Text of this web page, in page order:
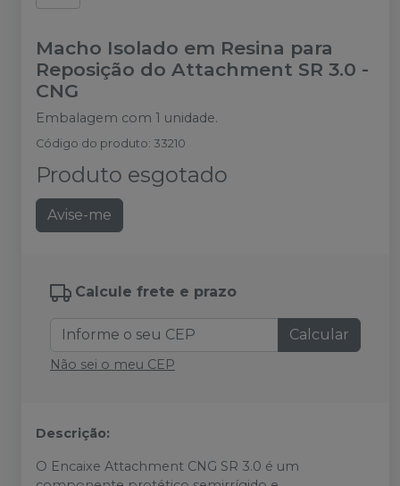
Macho Isolado em Resina para
Reposição do Attachment SR 3.0 -
CNG
Embalagem com 1 unidade.
Código do produto: 33210
Produto esgotado
Avise-me
Calcule frete e prazo
Calcular
Não sei o meu CEP
Descrição:
O Encaixe Attachment CNG SR 3.0 é um